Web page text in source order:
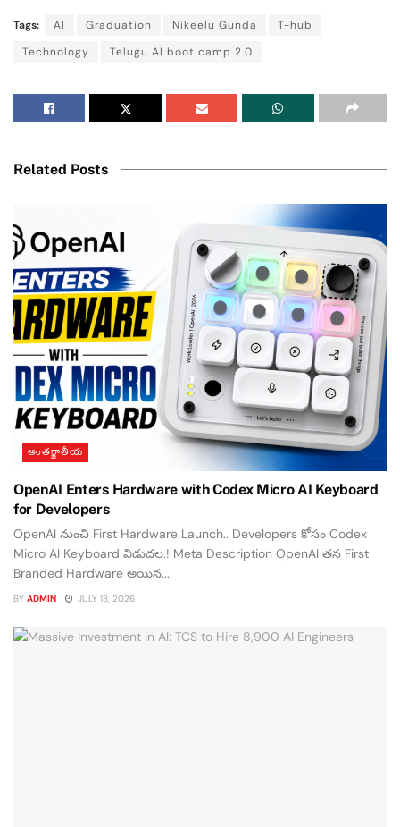
Tags: AI Graduation Nikeelu Gunda
T-hub
Technology
Telugu AI boot camp 2.0
Related Posts
అంతర్జాతీయ
OpenAI Enters Hardware with Codex Micro AI Keyboard
for Developers
OpenAI నుంచి First Hardware Launch.. Developers కోసం Codex
Micro AI Keyboard విడుదల.! Meta Description OpenAI తన First
Branded Hardware అయిన...
BY ADMIN JULY 18, 2026